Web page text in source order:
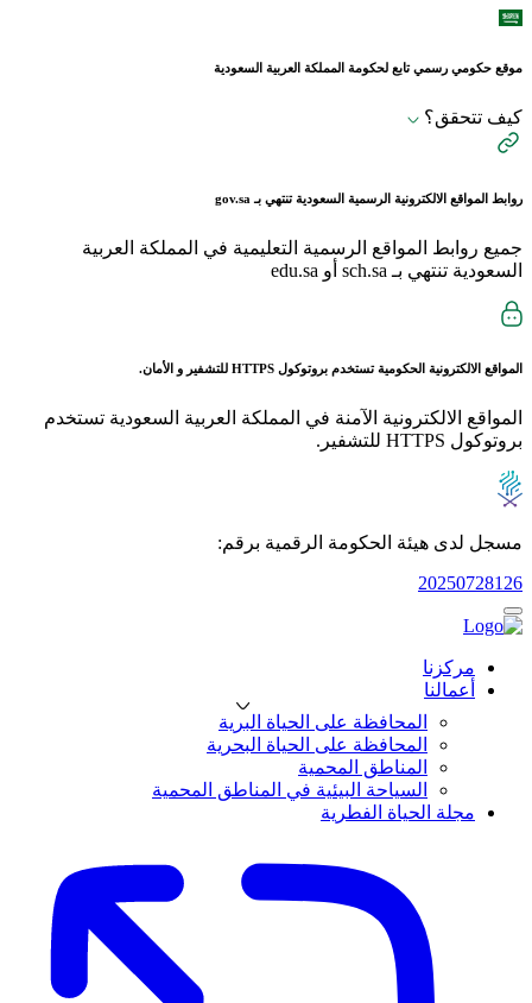
موقع حكومي رسمي تابع لحكومة المملكة العربية السعودية
كيف تتحقق؟
روابط المواقع الالكترونية الرسمية السعودية تنتهي بـ gov.sa
جميع روابط المواقع الرسمية التعليمية في المملكة العربية
السعودية تنتهي بـ sch.sa أو edu.sa
المواقع الالكترونية الحكومية تستخدم بروتوكول HTTPS للتشفير و الأمان.
المواقع الالكترونية الآمنة في المملكة العربية السعودية تستخدم
بروتوكول HTTPS للتشفير.
مسجل لدى هيئة الحكومة الرقمية برقم:
20250728126
مركزنا
أعمالنا
المحافظة على الحياة البرية
المحافظة على الحياة البحرية
المناطق المحمية
السياحة البيئية في المناطق المحمية
مجلة الحياة الفطرية